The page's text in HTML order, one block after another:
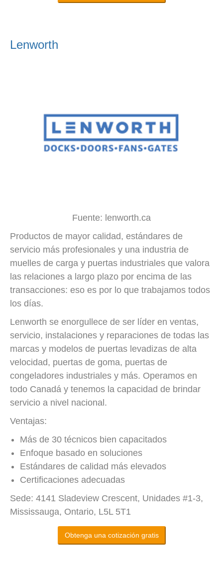
Lenworth
Fuente: lenworth.ca
Productos de mayor calidad, estándares de
servicio más profesionales y una industria de
muelles de carga y puertas industriales que valora
las relaciones a largo plazo por encima de las
transacciones: eso es por lo que trabajamos todos
los días.
Lenworth se enorgullece de ser líder en ventas,
servicio, instalaciones y reparaciones de todas las
marcas y modelos de puertas levadizas de alta
velocidad, puertas de goma, puertas de
congeladores industriales y más. Operamos en
todo Canadá y tenemos la capacidad de brindar
servicio a nivel nacional.
Ventajas:
Más de 30 técnicos bien capacitados
Enfoque basado en soluciones
Estándares de calidad más elevados
Certificaciones adecuadas
Sede: 4141 Sladeview Crescent, Unidades #1-3,
Mississauga, Ontario, L5L 5T1
Obtenga una cotización gratis